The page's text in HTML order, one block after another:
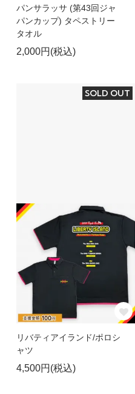
パンサラッサ (第43回ジャ
パンカップ) タペストリー
タオル
2,000円(税込)
SOLD OUT
リバティアイランド/ポロシ
ャツ
4,500円(税込)